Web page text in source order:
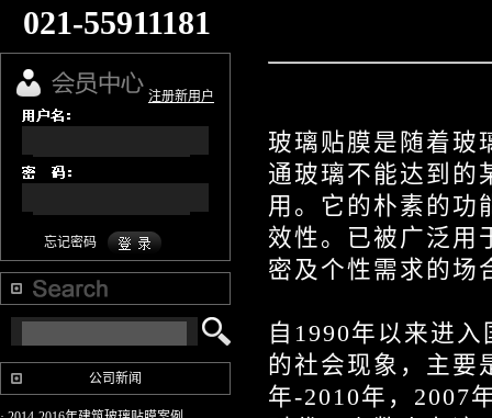
021-55911181
注册新用户
忘记密码
公司新闻
玻璃贴膜是随着玻
通玻璃不能达到的
用。它的朴素的功
效性。已被广泛用
密及个性需求的场
自1990年以来进
的社会现象，主要
年-2010年，2007